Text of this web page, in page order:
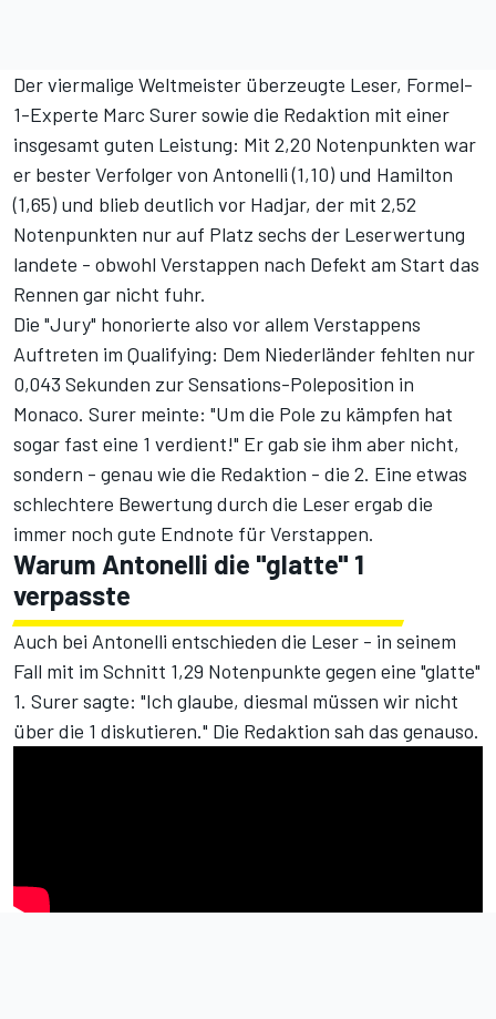
Der viermalige Weltmeister überzeugte Leser, Formel-
1-Experte Marc Surersowie die Redaktion mit einer
insgesamt guten Leistung: Mit 2,20 Notenpunkten war
er bester Verfolger von Antonelli (1,10) und Hamilton
(1,65) und blieb deutlich vor Hadjar, der mit 2,52
Notenpunkten nur auf Platz sechs der Leserwertung
landete - obwohl Verstappen nach Defekt am Start das
Rennen gar nicht fuhr.
Die "Jury" honorierte also vor allem Verstappens
Auftreten im Qualifying: Dem Niederländer fehlten nur
0,043 Sekunden zur Sensations-Poleposition in
Monaco. Surer meinte: "Um die Pole zu kämpfen hat
sogar fast eine 1 verdient!" Er gab sie ihm aber nicht,
sondern - genau wie die Redaktion - die 2. Eine etwas
schlechtere Bewertung durch die Leser ergab die
immer noch gute Endnote für Verstappen.
Warum Antonelli die "glatte" 1
verpasste
Auch bei Antonelli entschieden die Leser - in seinem
Fall mit im Schnitt 1,29 Notenpunkte gegen eine "glatte"
1. Surer sagte: "Ich glaube, diesmal müssen wir nicht
über die 1 diskutieren." Die Redaktion sah das genauso.